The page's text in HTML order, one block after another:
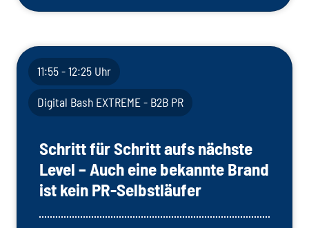
11:55 - 12:25 Uhr
Digital Bash EXTREME - B2B PR
Schritt für Schritt aufs nächste
Level – Auch eine bekannte Brand
ist kein PR-Selbstläufer